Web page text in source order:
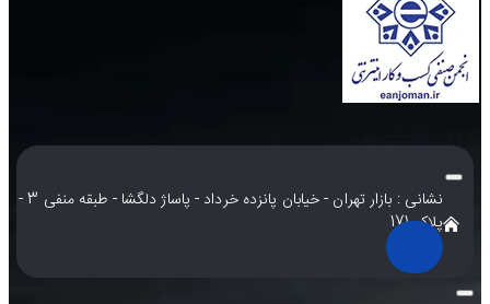
نشانی : بازار تهران - خیابان پانزده خرداد - پاساژ دلگشا - طبقه منفی 3 -
پلاک 171